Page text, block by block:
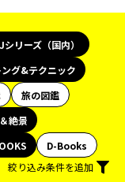
リーズ（国内）
グ&テクニック
旅の図鑑
絶景
D-Books
絞り込み条件を追加